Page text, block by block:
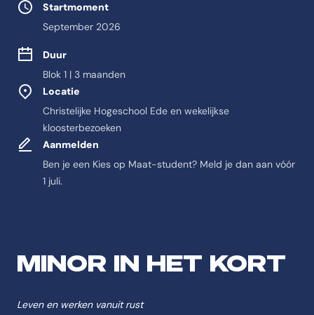
Startmoment
September 2026
Duur
Blok 1 | 3 maanden
Locatie
Christelijke Hogeschool Ede en wekelijkse
kloosterbezoeken
Aanmelden
Ben je een Kies op Maat-student? Meld je dan aan vóór
1 juli.
Antwoord-samenvatting
De opleiding Kracht van het klooster is een Minors Minors aan de
Feitenoverzicht
MINOR IN HET KORT
Leven en werken vanuit rust